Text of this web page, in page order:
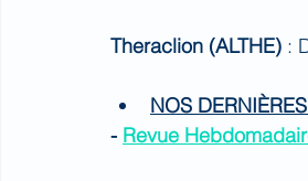
Theraclion (ALTHE) :
NOS
- Revue